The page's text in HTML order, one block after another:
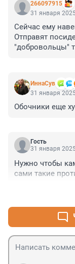
266097915
31 января
Сейчас ему
Отправят
"добровольцы"
ИннаСув
31 января
Обочники еще
Гость
31 января
Нужно чтобы
сами такие